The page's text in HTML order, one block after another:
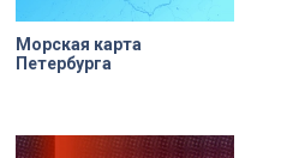
Морская карта
Петербурга